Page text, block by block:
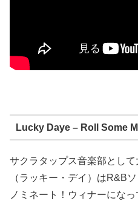
Lucky Daye – Roll Some
サクラタップス音楽部として
（ラッキー・デイ）はR&B
ノミネート！ウィナーになっ